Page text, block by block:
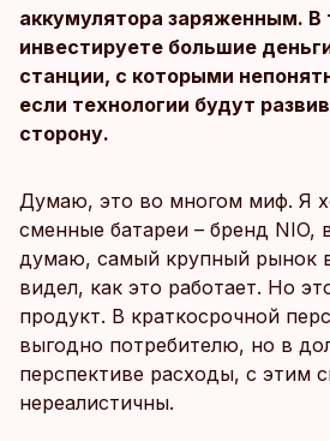
аккумулятора заряженным.
инвестируете большие
станции, с которыми
если технологии будут
сторону.
Думаю, это во многом миф. Я
сменные батареи – бренд NIO,
думаю, самый крупный рынок
видел, как это работает. Но
продукт. В краткосрочной
выгодно потребителю, но в
перспективе расходы, с этим
нереалистичны.